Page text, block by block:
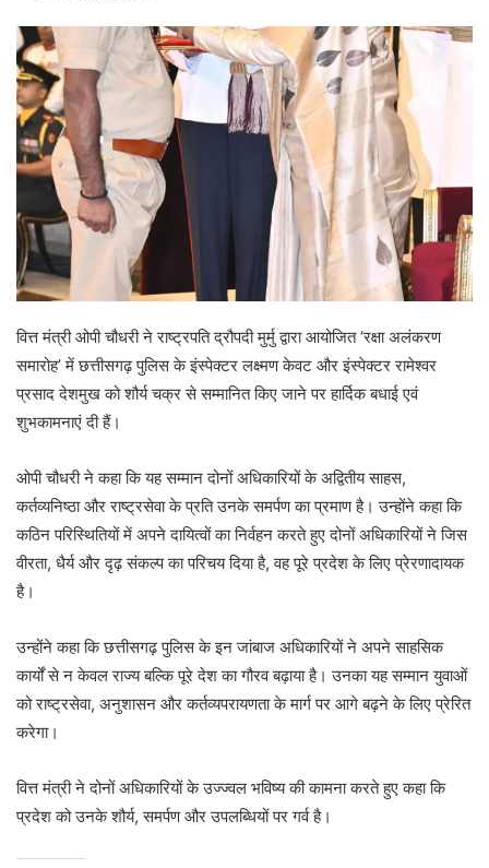
वित्त मंत्री ओपी चौधरी ने राष्ट्रपति द्रौपदी मुर्मु द्वारा आयोजित ‘रक्षा अलंकरण
समारोह’ में छत्तीसगढ़ पुलिस के इंस्पेक्टर लक्ष्मण केवट और इंस्पेक्टर रामेश्वर
प्रसाद देशमुख को शौर्य चक्र से सम्मानित किए जाने पर हार्दिक बधाई एवं
शुभकामनाएं दी हैं।
ओपी चौधरी ने कहा कि यह सम्मान दोनों अधिकारियों के अद्वितीय साहस,
कर्तव्यनिष्ठा और राष्ट्रसेवा के प्रति उनके समर्पण का प्रमाण है। उन्होंने कहा कि
कठिन परिस्थितियों में अपने दायित्वों का निर्वहन करते हुए दोनों अधिकारियों ने जिस
वीरता, धैर्य और दृढ़ संकल्प का परिचय दिया है, वह पूरे प्रदेश के लिए प्रेरणादायक
है।
उन्होंने कहा कि छत्तीसगढ़ पुलिस के इन जांबाज अधिकारियों ने अपने साहसिक
कार्यों से न केवल राज्य बल्कि पूरे देश का गौरव बढ़ाया है। उनका यह सम्मान युवाओं
को राष्ट्रसेवा, अनुशासन और कर्तव्यपरायणता के मार्ग पर आगे बढ़ने के लिए प्रेरित
करेगा।
वित्त मंत्री ने दोनों अधिकारियों के उज्ज्वल भविष्य की कामना करते हुए कहा कि
प्रदेश को उनके शौर्य, समर्पण और उपलब्धियों पर गर्व है।